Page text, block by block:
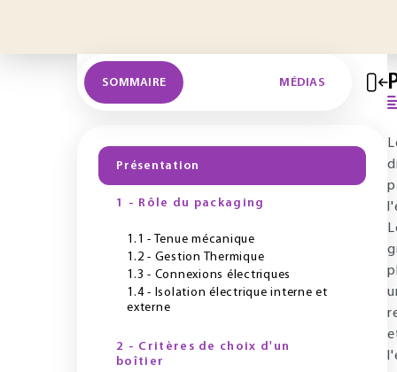
SOMMAIRE MÉDIAS
Présentation
1 - Rôle du packaging
1.1 - Tenue mécanique
1.2 - Gestion Thermique
1.3 - Connexions électriques
1.4 - Isolation électrique interne et
externe
2 - Critères de choix d'un
boîtier